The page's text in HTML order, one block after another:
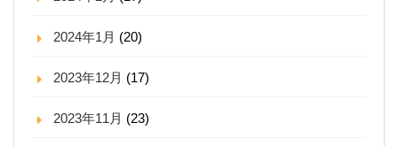
2024年1月 (20)
2023年12月 (17)
2023年11月 (23)